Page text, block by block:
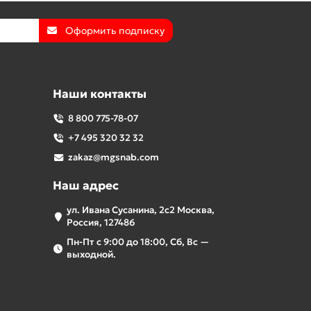
Оформить подписку
Наши контакты
8 800 775-78-07
+7 495 320 32 32
zakaz@mgsnab.com
Наш адрес
ул. Ивана Сусанина, 2с2 Москва,
Россия, 127486
Пн-Пт с 9:00 до 18:00, Сб, Вс —
выходной.